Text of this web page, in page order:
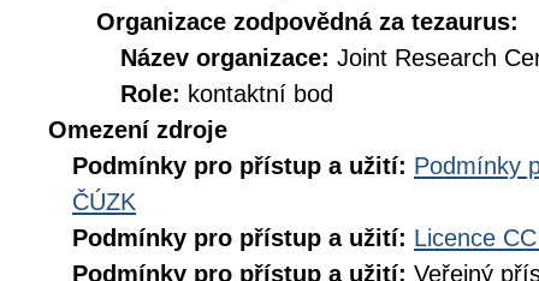
Organizace zodpovědná za tezaurus:
Název organizace: Joint Research
Role: kontaktní bod
Omezení zdroje
Podmínky pro přístup a užití: Podmínky
ČÚZK
Podmínky pro přístup a užití: Licence
Podmínky pro přístup a užití: Veřejný